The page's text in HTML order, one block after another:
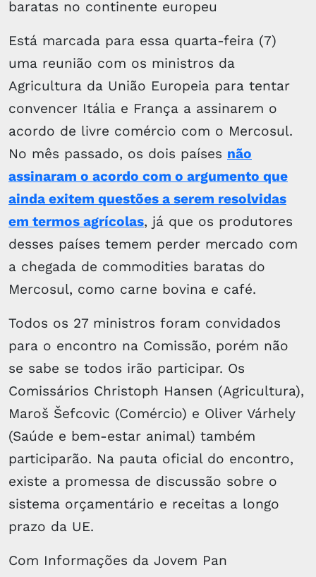
baratas no continente europeu
Está marcada para essa quarta-feira (7)
uma reunião com os ministros da
Agricultura da União Europeia para tentar
convencer Itália e França a assinarem o
acordo de livre comércio com o Mercosul.
No mês passado, os dois países não
assinaram o acordo com o argumento que
ainda exitem questões a serem resolvidas
em termos agrícolas, já que os produtores
desses países temem perder mercado com
a chegada de commodities baratas do
Mercosul, como carne bovina e café.
Todos os 27 ministros foram convidados
para o encontro na Comissão, porém não
se sabe se todos irão participar. Os
Comissários Christoph Hansen (Agricultura),
Maroš Šefcovic (Comércio) e Oliver Várhely
(Saúde e bem-estar animal) também
participarão. Na pauta oficial do encontro,
existe a promessa de discussão sobre o
sistema orçamentário e receitas a longo
prazo da UE.
Com Informações da Jovem Pan